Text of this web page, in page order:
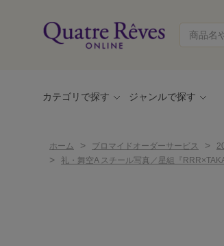
カテゴリで探す ジャンルで探す
ホーム > ブロマイドオーダーサービス >
> 礼・舞空A スチール写真／星組『